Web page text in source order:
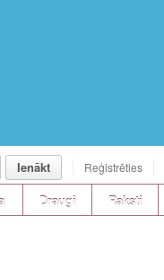
Ienākt Reģistrēties
Draugi Raksti